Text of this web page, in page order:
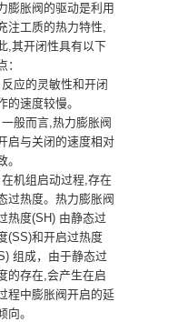
膨胀阀的驱动是利用
注工质的热力特性,
,其开闭性具有以下
：
应的灵敏性和开闭
的速度较慢。
般而言,热力膨胀阀
启与关闭的速度相对
。
机组启动过程,存在
过热度。热力膨胀阀
热度(SH) 由静态过
(SS)和开启过热度
组成，由于静态过
的存在,会产生在启
程中膨胀阀开启的延
向。